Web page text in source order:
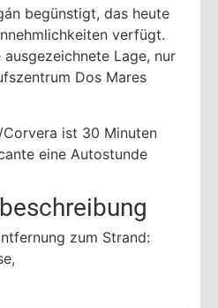
begünstigt, das heute
verfügt.
Lage, nur
Dos Mares
ist 30 Minuten
eine Autostunde
zum Strand: